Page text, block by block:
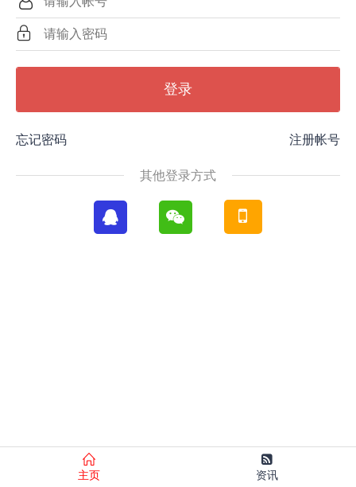
登录
忘记密码 注册帐号
其他登录方式
主页 资讯